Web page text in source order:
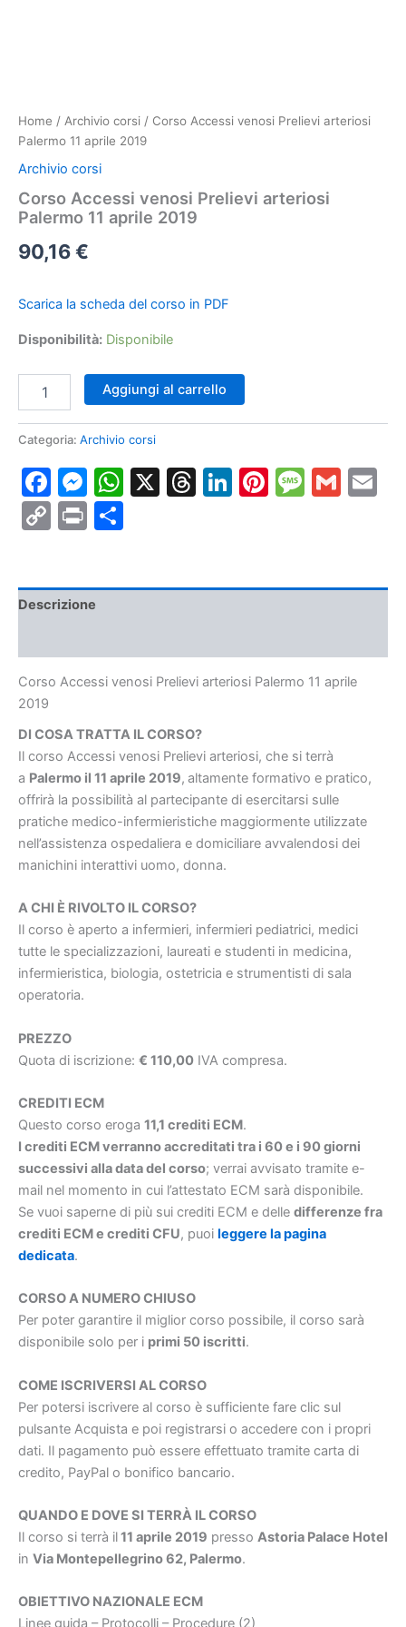
Home / Archivio corsi / Corso Accessi venosi Prelievi arteriosi
Palermo 11 aprile 2019
Archivio corsi
Corso Accessi venosi Prelievi arteriosi
Palermo 11 aprile 2019
90,16€
Scarica la scheda del corso in PDF
Disponibilità: Disponibile
Accessi
Prelievi
Palermo
11
aprile
2019
Aggiungi al carrello
Categoria: Archivio corsi
Facebook
Messenger
WhatsApp
X Threads
LinkedIn
Pinterest
Copy
Print
Descrizione
Corso Accessi venosi Prelievi arteriosi Palermo 11 aprile
2019
DI COSA TRATTA IL CORSO?
Il corso Accessi venosi Prelievi arteriosi, che si terrà
a Palermo il 11 aprile 2019, altamente formativo e pratico,
offrirà la possibilità al partecipante di esercitarsi sulle
pratiche medico-infermieristiche maggiormente utilizzate
nell’assistenza ospedaliera e domiciliare avvalendosi dei
manichini interattivi uomo, donna.
A CHI È RIVOLTO IL CORSO?
Il corso è aperto a infermieri, infermieri pediatrici, medici
tutte le specializzazioni, laureati e studenti in medicina,
infermieristica, biologia, ostetricia e strumentisti di sala
operatoria.
PREZZO
Quota di iscrizione: € 110,00 IVA compresa.
CREDITI ECM
Questo corso eroga 11,1 crediti ECM.
I crediti ECM verranno accreditati tra i 60 e i 90 giorni
successivi alla data del corso; verrai avvisato tramite e-
mail nel momento in cui l’attestato ECM sarà disponibile.
Se vuoi saperne di più sui crediti ECM e delle differenze fra
crediti ECM e crediti CFU, puoi leggere la pagina
dedicata.
CORSO A NUMERO CHIUSO
Per poter garantire il miglior corso possibile, il corso sarà
disponibile solo per i primi 50 iscritti.
COME ISCRIVERSI AL CORSO
Per potersi iscrivere al corso è sufficiente fare clic sul
pulsante Acquista e poi registrarsi o accedere con i propri
dati. Il pagamento può essere effettuato tramite carta di
credito, PayPal o bonifico bancario.
QUANDO E DOVE SI TERRÀ IL CORSO
Il corso si terrà il11 aprile 2019 presso Astoria Palace Hotel
in Via Montepellegrino 62, Palermo.
OBIETTIVO NAZIONALE ECM
Linee guida – Protocolli – Procedure (2)